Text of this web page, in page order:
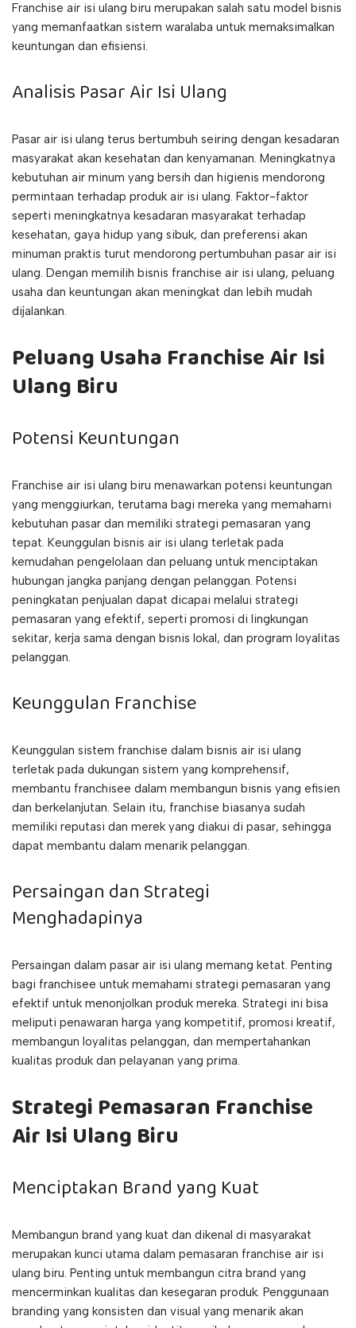
Franchise air isi ulang biru merupakan salah satu model bisnis
yang memanfaatkan sistem waralaba untuk memaksimalkan
keuntungan dan efisiensi.
Analisis Pasar Air Isi Ulang
Pasar air isi ulang terus bertumbuh seiring dengan kesadaran
masyarakat akan kesehatan dan kenyamanan. Meningkatnya
kebutuhan air minum yang bersih dan higienis mendorong
permintaan terhadap produk air isi ulang. Faktor-faktor
seperti meningkatnya kesadaran masyarakat terhadap
kesehatan, gaya hidup yang sibuk, dan preferensi akan
minuman praktis turut mendorong pertumbuhan pasar air isi
ulang. Dengan memilih bisnis franchise air isi ulang, peluang
usaha dan keuntungan akan meningkat dan lebih mudah
dijalankan.
Peluang Usaha Franchise Air Isi
Ulang Biru
Potensi Keuntungan
Franchise air isi ulang biru menawarkan potensi keuntungan
yang menggiurkan, terutama bagi mereka yang memahami
kebutuhan pasar dan memiliki strategi pemasaran yang
tepat. Keunggulan bisnis air isi ulang terletak pada
kemudahan pengelolaan dan peluang untuk menciptakan
hubungan jangka panjang dengan pelanggan. Potensi
peningkatan penjualan dapat dicapai melalui strategi
pemasaran yang efektif, seperti promosi di lingkungan
sekitar, kerja sama dengan bisnis lokal, dan program loyalitas
pelanggan.
Keunggulan Franchise
Keunggulan sistem franchise dalam bisnis air isi ulang
terletak pada dukungan sistem yang komprehensif,
membantu franchisee dalam membangun bisnis yang efisien
dan berkelanjutan. Selain itu, franchise biasanya sudah
memiliki reputasi dan merek yang diakui di pasar, sehingga
dapat membantu dalam menarik pelanggan.
Persaingan dan Strategi
Menghadapinya
Persaingan dalam pasar air isi ulang memang ketat. Penting
bagi franchisee untuk memahami strategi pemasaran yang
efektif untuk menonjolkan produk mereka. Strategi ini bisa
meliputi penawaran harga yang kompetitif, promosi kreatif,
membangun loyalitas pelanggan, dan mempertahankan
kualitas produk dan pelayanan yang prima.
Strategi Pemasaran Franchise
Air Isi Ulang Biru
Menciptakan Brand yang Kuat
Membangun brand yang kuat dan dikenal di masyarakat
merupakan kunci utama dalam pemasaran franchise air isi
ulang biru. Penting untuk membangun citra brand yang
mencerminkan kualitas dan kesegaran produk. Penggunaan
branding yang konsisten dan visual yang menarik akan